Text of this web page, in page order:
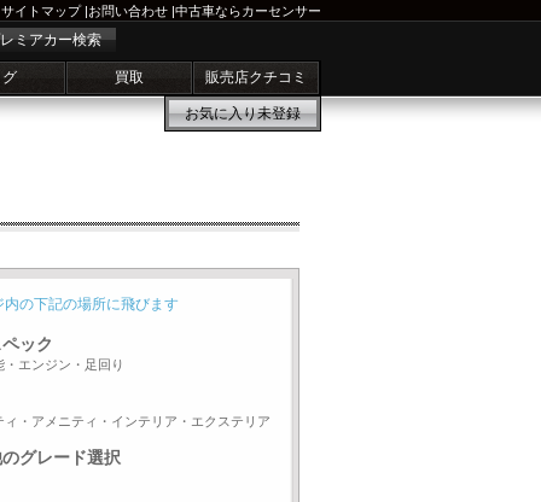
サイトマップ|お問い合わせ |中古車ならカーセンサー
ミアカー検索
買取 販売店クチコミ
お気に入り未登録
内の下記の場所に飛びます
ック
・エンジン・足回り
ィ・アメニティ・インテリア・エクステリア
グレード選択